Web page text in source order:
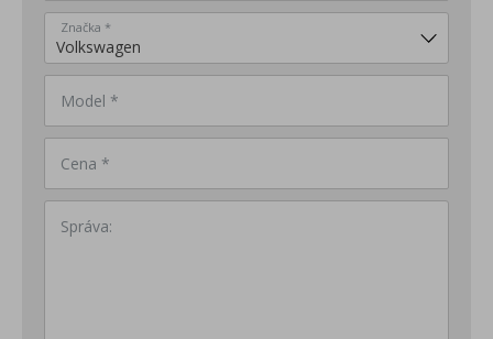
Značka *
Model *
Cena *
Správa: